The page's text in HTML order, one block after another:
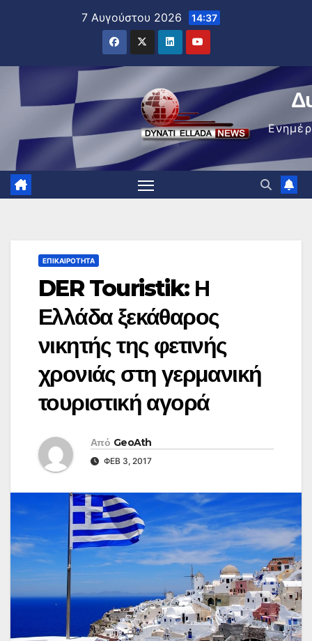
7 Αυγούστου 2026 14:37
ΕΠΙΚΑΙΡΌΤΗΤΑ
DER Touristik: Η
Ελλάδα ξεκάθαρος
νικητής της φετινής
χρονιάς στη γερμανική
τουριστική αγορά
Από GeoAth
ΦΕΒ 3, 2017